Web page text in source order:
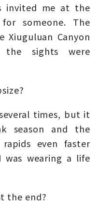
invited me at the
someone. The
Canyon
the sights were
times, but it
season and the
even faster
wearing a life
the end?